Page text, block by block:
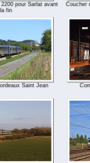
pour Sarlat avant
la fin
Coucher
Saint Jean